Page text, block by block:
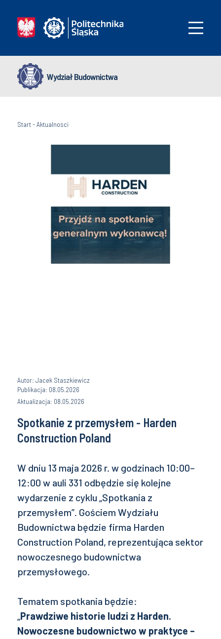
Wydział Budownictwa
Start-Aktualnosci
Autor: Jacek Staszkiewicz
Publikacja: 08.05.2026
Aktualizacja: 08.05.2026
Spotkanie z przemysłem - Harden
Construction Poland
W dniu 13 maja 2026 r. w godzinach 10:00–
12:00 w auli 331 odbędzie się kolejne
wydarzenie z cyklu „Spotkania z
przemysłem”. Gościem Wydziału
Budownictwa będzie firma Harden
Construction Poland, reprezentująca sektor
nowoczesnego budownictwa
przemysłowego.
Tematem spotkania będzie:
„Prawdziwe historie ludzi z Harden.
Nowoczesne budownictwo w praktyce –